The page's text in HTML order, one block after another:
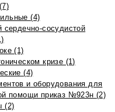
(4)
сердечно-сосудистой
(1)
кризе (1)
(4)
и оборудования для
помощи приказ №923н (2)
(2)